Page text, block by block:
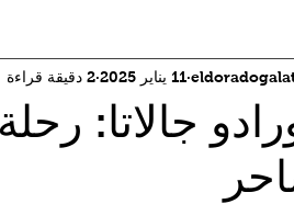
جالاتا:
11 يناير 2025 2 دقيقة قراءة